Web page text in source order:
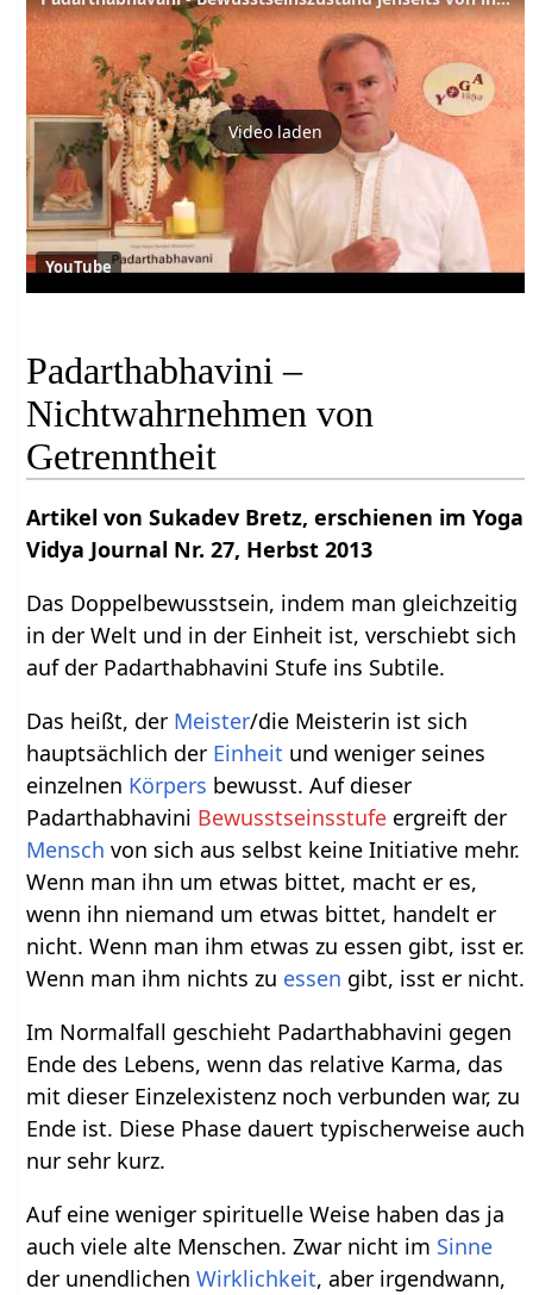
Video laden
YouTube
Padarthabhavini –
Nichtwahrnehmen von
Getrenntheit
Artikel von Sukadev Bretz, erschienen im Yoga
Vidya Journal Nr. 27, Herbst 2013
Das Doppelbewusstsein, indem man gleichzeitig
in der Welt und in der Einheit ist, verschiebt sich
auf der Padarthabhavini Stufe ins Subtile.
Das heißt, der Meister/die Meisterin ist sich
hauptsächlich der Einheit und weniger seines
einzelnen Körpers bewusst. Auf dieser
Padarthabhavini Bewusstseinsstufe ergreift der
Mensch von sich aus selbst keine Initiative mehr.
Wenn man ihn um etwas bittet, macht er es,
wenn ihn niemand um etwas bittet, handelt er
nicht. Wenn man ihm etwas zu essen gibt, isst er.
Wenn man ihm nichts zu essen gibt, isst er nicht.
Im Normalfall geschieht Padarthabhavini gegen
Ende des Lebens, wenn das relative Karma, das
mit dieser Einzelexistenz noch verbunden war, zu
Ende ist. Diese Phase dauert typischerweise auch
nur sehr kurz.
Auf eine weniger spirituelle Weise haben das ja
auch viele alte Menschen. Zwar nicht im Sinne
der unendlichenWirklichkeit, aber irgendwann,